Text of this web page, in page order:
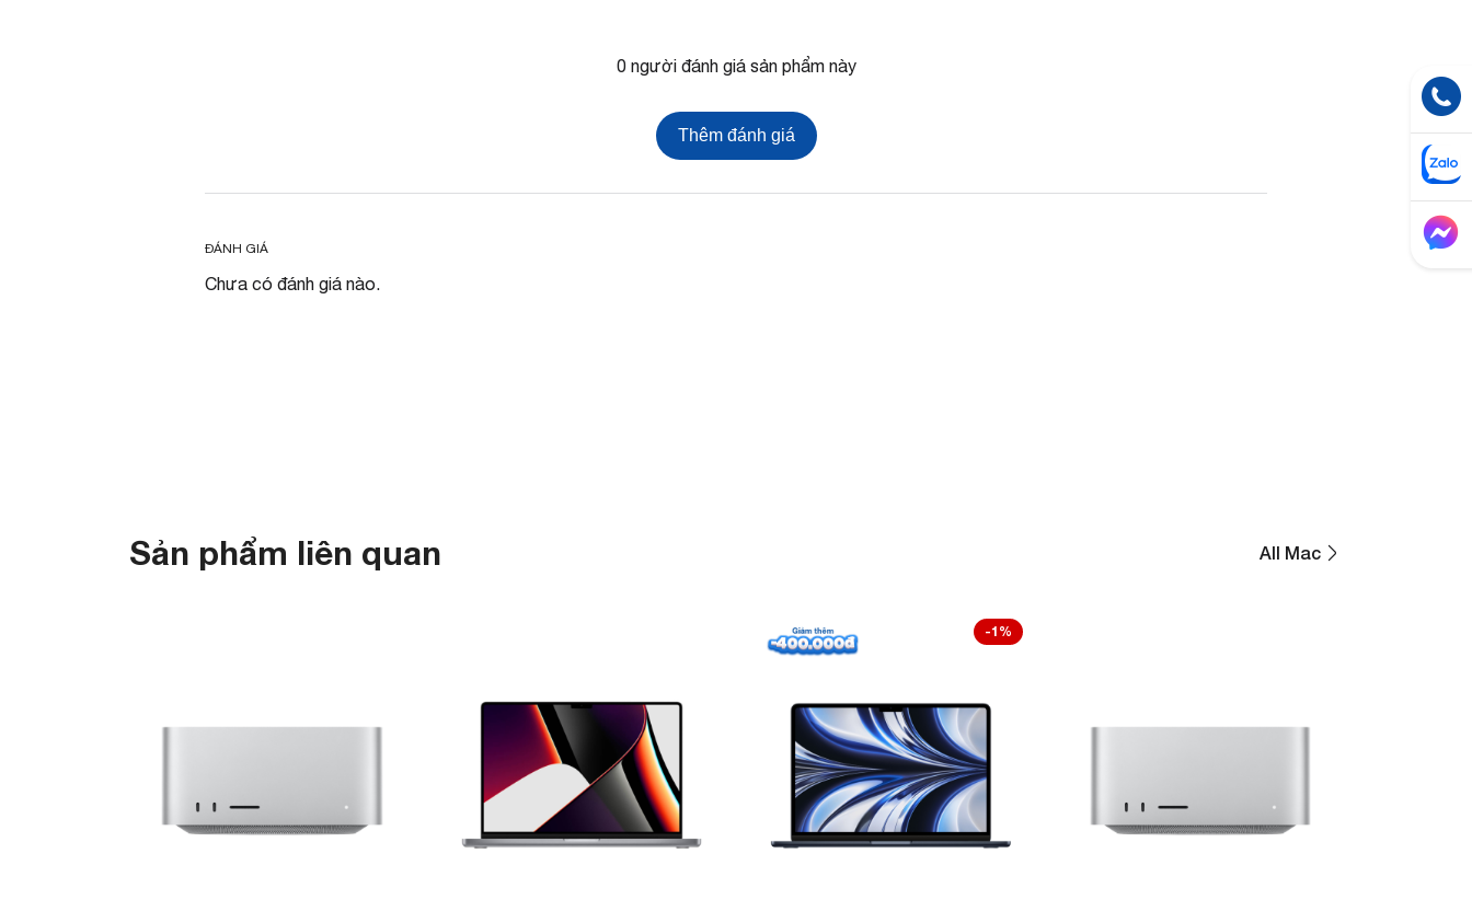
0 người đánh giá sản phẩm này
Thêm đánh giá
ĐÁNH GIÁ
Chưa có đánh giá nào.
Sản phẩm liên quan All Mac
-1%